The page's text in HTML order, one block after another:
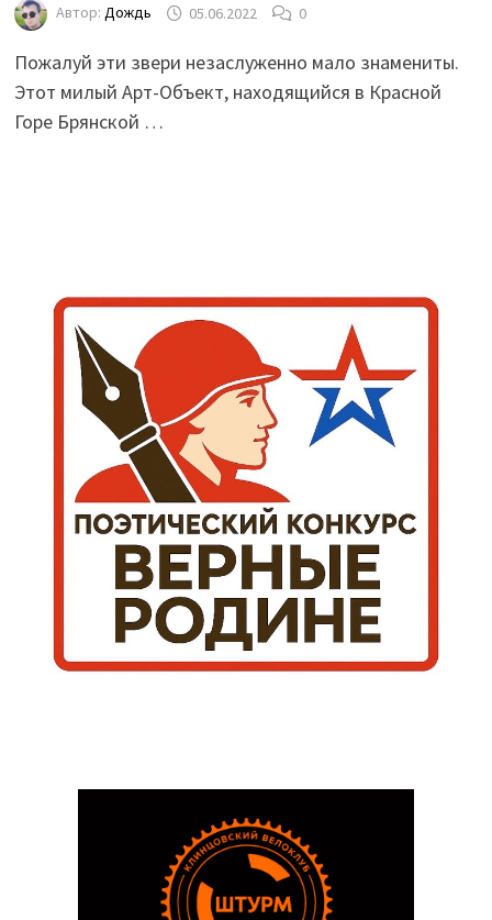
Автор: Дождь 05.06.2022 0
Пожалуй эти звери незаслуженно мало знамениты.
Этот милый Арт-Объект, находящийся в Красной
Горе Брянской …